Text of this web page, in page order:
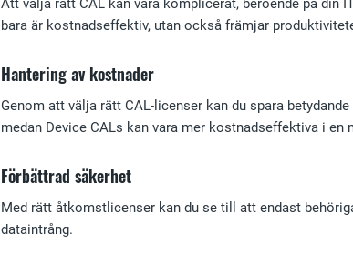
Att välja rätt CAL kan vara komplicerat, beroende på
bara är kostnadseffektiv, utan också främjar
Hantering av kostnader
Genom att välja rätt CAL-licenser kan du spara
medan Device CALs kan vara mer kostnadseffektiva i en
Förbättrad säkerhet
Med rätt åtkomstlicenser kan du se till att endast
dataintrång.